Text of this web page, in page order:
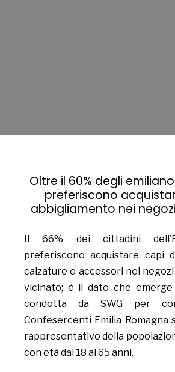
Oltre il 60% degli
preferiscono
abbigliamento nei
Il 66% dei cittadini
preferiscono acquistare capi
calzature e accessori nei
vicinato; è il dato che emerge
condotta da SWG per
Confesercenti Emilia Romagna
rappresentativo della
con età dai 18 ai 65 anni.